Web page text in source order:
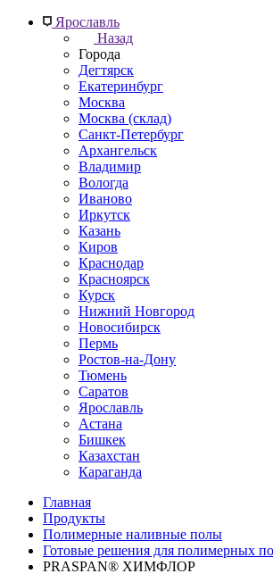
Ярославль
Назад
Города
Дегтярск
Екатеринбург
Москва
Москва (склад)
Санкт-Петербург
Архангельск
Владимир
Вологда
Иваново
Иркутск
Казань
Киров
Краснодар
Красноярск
Курск
Нижний Новгород
Новосибирск
Пермь
Ростов-на-Дону
Тюмень
Саратов
Ярославль
Астана
Бишкек
Казахстан
Караганда
Главная
Продукты
Полимерные наливные полы
Готовые решения для полимерных
PRASPAN® ХИМФЛОР